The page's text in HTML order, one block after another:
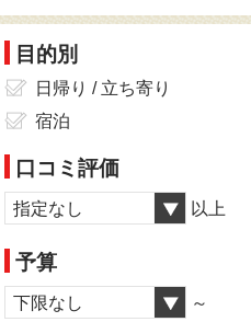
目的別
日帰り / 立ち寄り
宿泊
口コミ評価
指定なし 以上
予算
下限なし ～